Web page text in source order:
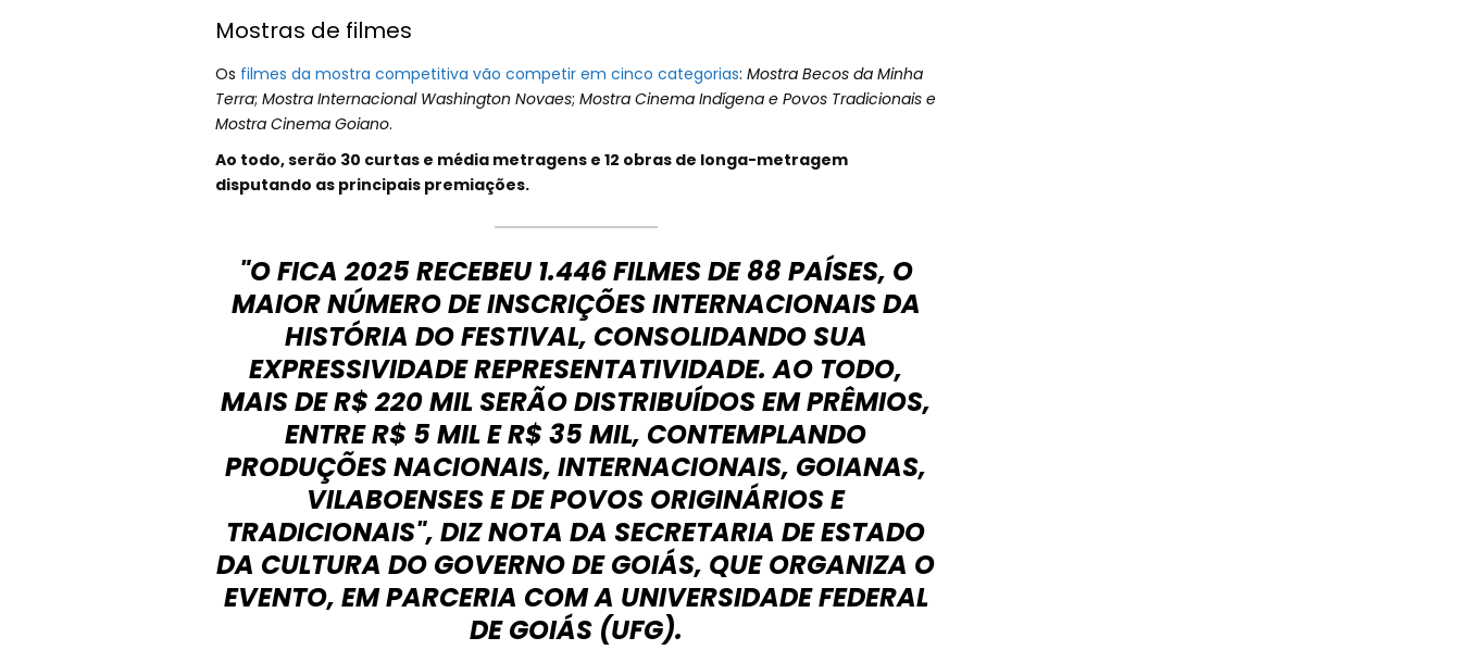
Mostras de filmes
Os filmes da mostra competitiva vão competir em cinco categorias: Mostra Becos da Minha
Terra; Mostra Internacional Washington Novaes; Mostra Cinema Indígena e Povos Tradicionais e
Mostra Cinema Goiano.
Ao todo, serão 30 curtas e média metragens e 12 obras de longa-metragem
disputando as principais premiações.
"O FICA 2025 RECEBEU 1.446 FILMES DE 88 PAÍSES, O
MAIOR NÚMERO DE INSCRIÇÕES INTERNACIONAIS DA
HISTÓRIA DO FESTIVAL, CONSOLIDANDO SUA
EXPRESSIVIDADE REPRESENTATIVIDADE. AO TODO,
MAIS DE R$ 220 MIL SERÃO DISTRIBUÍDOS EM PRÊMIOS,
ENTRE R$ 5 MIL E R$ 35 MIL, CONTEMPLANDO
PRODUÇÕES NACIONAIS, INTERNACIONAIS, GOIANAS,
VILABOENSES E DE POVOS ORIGINÁRIOS E
TRADICIONAIS", DIZ NOTA DA SECRETARIA DE ESTADO
DA CULTURA DO GOVERNO DE GOIÁS, QUE ORGANIZA O
EVENTO, EM PARCERIA COM A UNIVERSIDADE FEDERAL
DE GOIÁS (UFG).